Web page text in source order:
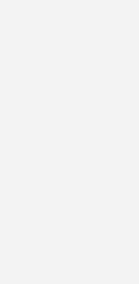
sagte Craig
Zum anderen weise
die im Dezember
nicht enthalten, deshalb
der Linken und dem BSW.
versicherte Morris.
Laufenden bleiben?
Newsletter von
verbandsunabhängigen
Bereiche des
der Frage nach der
detaillierten wie der
Dazu gibt’s Details,
sein könnte.